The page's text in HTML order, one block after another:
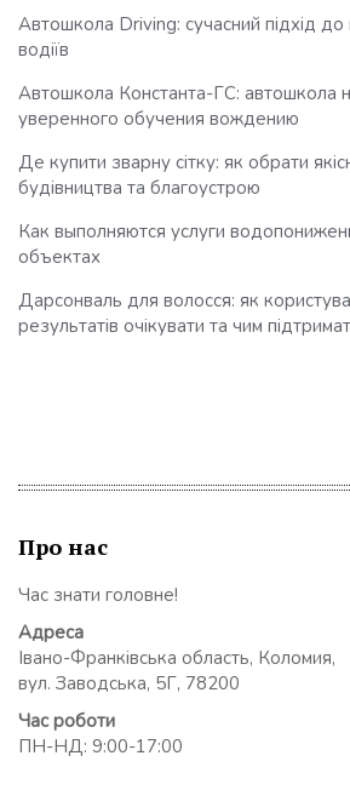
Автошкола Driving: сучасний підхід до
водіїв
Автошкола Константа-ГС: автошкола
уверенного обучения вождению
Де купити зварну сітку: як обрати
будівництва та благоустрою
Как выполняются услуги
объектах
Дарсонваль для волосся: як
результатів очікувати та чим
Про нас
Час знати головне!
Адреса
Івано-Франківська область, Коломия,
вул. Заводська, 5Г, 78200
Час роботи
ПН-НД: 9:00-17:00